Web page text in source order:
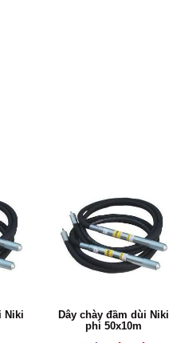
Niki
Dây chày đầm dùi Niki
phi 50x10m